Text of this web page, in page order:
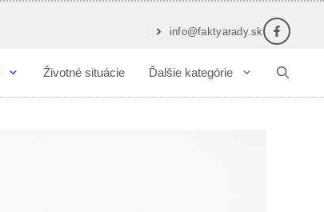
info@faktyarady.sk
Životné situácie Ďalšie kategórie